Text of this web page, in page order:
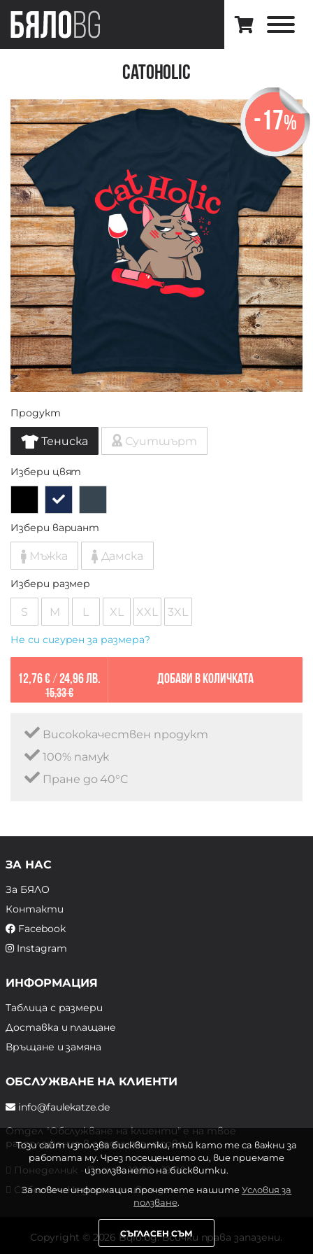
CatOHolic
-17%
Продукт
Тениска Суитшърт
Избери цвят
Избери вариант
Мъжка Дамска
Избери размер
S M L XL XXL 3XL
Не си сигурен за размера?
12,76 €/ 24,96 лв.
15,33 €
Добави в количката
Висококачествен продукт
100% памук
Пране до 40°C
ЗА НАС
За БЯЛО
Контакти
Facebook
Instagram
ИНФОРМАЦИЯ
Таблица с размери
Доставка и плащане
Връщане и замяна
ОБСЛУЖВАНЕ НА КЛИЕНТИ
info@faulekatze.de
Отдел "Обслужване на клиенти" е на твое
разположение в следните часове:
Понеделник - Петък: 10:00 - 19:00 ч.
Събота и Неделя: почивен ден
Copyright © 2026 Bqlo.bg. Всички права запазени.
Този сайт използва бисквитки, тъй като те са важни за
работата му. Чрез посещението си, вие приемате
използването на бисквитки.
За повече информация прочетете нашитеУсловия за
ползване.
СЪГЛАСЕН СЪМ